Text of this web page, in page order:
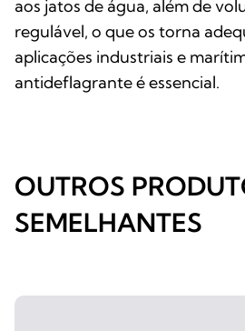
aos jatos de água, além de
regulável, o que os torna
aplicações industriais e
antideflagrante é essencial.
OUTROS
SEMELHANTES